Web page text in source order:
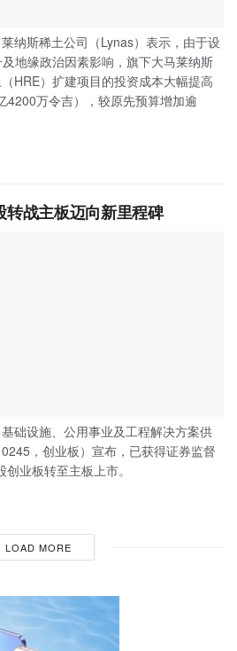
纳斯稀土公司（Lynas）表示，由于设
地缘政治因素影响，旗下大马莱纳斯
HRE）扩建项目的投资成本大幅提高
4200万令吉），较原先预算增加逾
战主板迈向新里程碑
础设施、公用事业及工程解决方案供
，创业板）宣布，已获得证券监督
业板转至主板上市。
LOAD MORE